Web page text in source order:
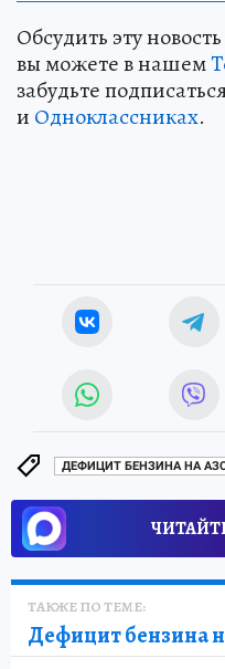
Обсудить эту
вы можете в нашем
забудьте
и Одноклассниках.
ДЕФИЦИТ БЕНЗИНА НА
ТАКЖЕ ПО ТЕМЕ:
Дефицит бензина